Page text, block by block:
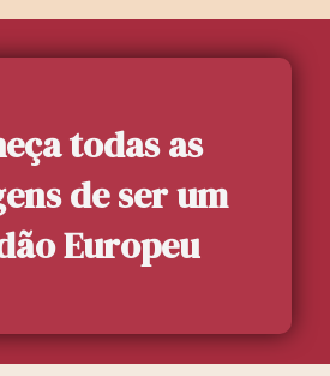
todas as
de ser um
Europeu